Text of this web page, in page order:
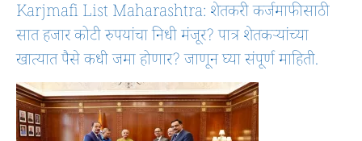
Karjmafi List Maharashtra: शेतकरी कर्जमाफीसाठी
सात हजार कोटी रुपयांचा निधी मंजूर? पात्र शेतकऱ्यांच्या
खात्यात पैसे कधी जमा होणार? जाणून घ्या संपूर्ण माहिती.